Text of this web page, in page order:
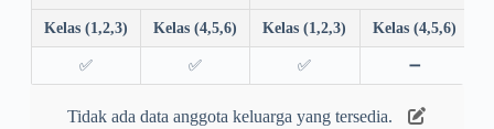
Kelas (1,2,3) Kelas (4,5,6) Kelas (1,2,3) Kelas (4,5,6)
✅ ✅ ✅ ➖
Tidak ada data anggota keluarga yang tersedia.